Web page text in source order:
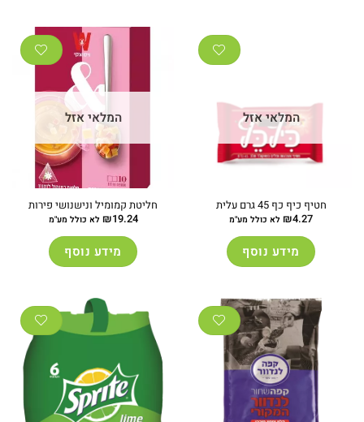
המלאי אזל
חטיף כיף כף 45 גרם עלית
₪4.27 לא כולל מע"מ
מידע נוסף
המלאי אזל
חליטת קמומיל ונישנושי פירות
₪19.24 לא כולל מע"מ
מידע נוסף